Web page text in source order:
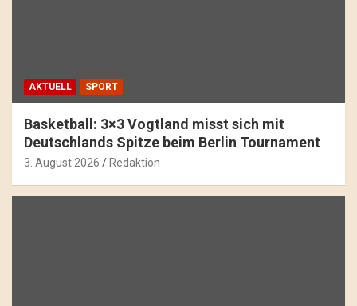
AKTUELL SPORT
Basketball: 3×3 Vogtland misst sich mit
Deutschlands Spitze beim Berlin Tournament
3. August 2026 Redaktion